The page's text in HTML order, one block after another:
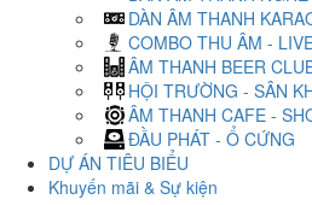
DÀN ÂM THANH
COMBO THU ÂM -
ÂM THANH BEER
HỘI TRƯỜNG - SÂN
ÂM THANH CAFE -
ĐẦU PHÁT - Ổ CỨNG
DỰ ÁN TIÊU BIỂU
Khuyến mãi & Sự kiện